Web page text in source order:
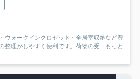
ウォークインクロゼット・全居室収納など豊
整理がしやすく便利です。荷物の受... もっと